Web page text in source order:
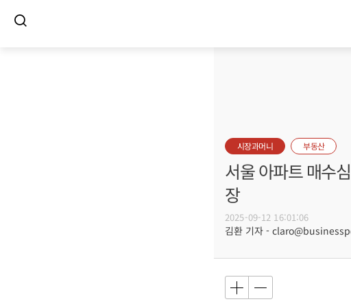
시장과머니 부동산
서울 아파트 매수
장
2025-09-12 16:01:06
김환 기자 -